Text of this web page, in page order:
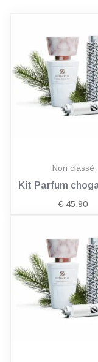
Non classé
Kit Parfum
€ 45,90